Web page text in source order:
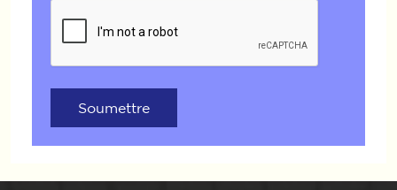
Soumettre